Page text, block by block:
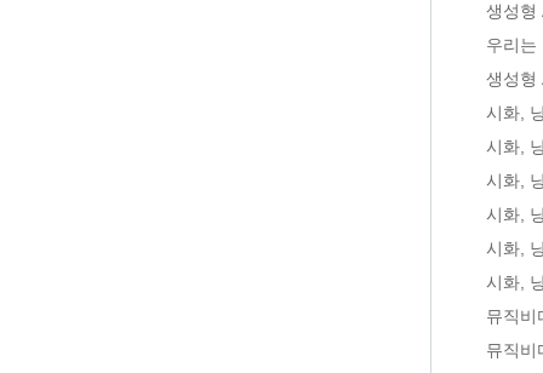
생성형
우리는
생성형
시화,
시화,
시화,
시화,
시화,
시화,
뮤직비
뮤직비